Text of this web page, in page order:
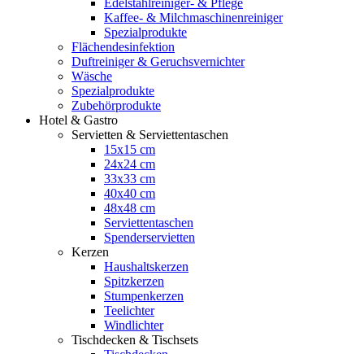
Edelstahlreiniger- & Pflege
Kaffee- & Milchmaschinenreiniger
Spezialprodukte
Flächendesinfektion
Duftreiniger & Geruchsvernichter
Wäsche
Spezialprodukte
Zubehörprodukte
Hotel & Gastro
Servietten & Serviettentaschen
15x15 cm
24x24 cm
33x33 cm
40x40 cm
48x48 cm
Serviettentaschen
Spenderservietten
Kerzen
Haushaltskerzen
Spitzkerzen
Stumpenkerzen
Teelichter
Windlichter
Tischdecken & Tischsets